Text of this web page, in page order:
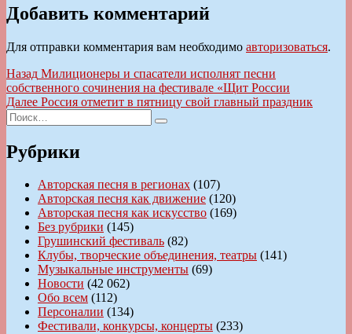
Добавить комментарий
Для отправки комментария вам необходимо авторизоваться.
Навигация
по
записям
Назад Предыдущая
запись:
Милиционеры и спасатели исполнят песни
собственного сочинения на фестивале «Щит России
Далее Следующая
Россия отметит в пятницу свой главный праздник
Искать:
Поиск
Рубрики
Авторская песня в регионах (107)
Авторская песня как движение (120)
Авторская песня как искусство (169)
Без рубрики (145)
Грушинский фестиваль (82)
Клубы, творческие объединения, театры (141)
Музыкальные инструменты (69)
Новости (42 062)
Обо всем (112)
Персоналии (134)
Фестивали, конкурсы, концерты (233)